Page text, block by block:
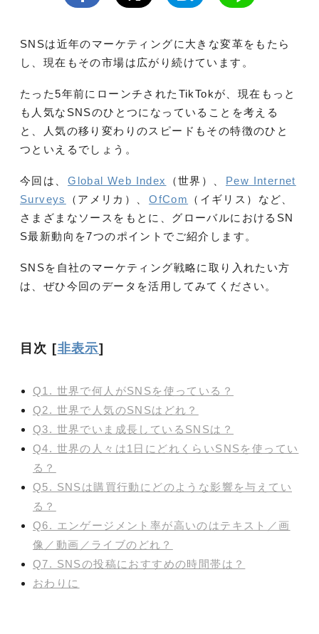
SNSは近年のマーケティングに大きな変革をもたら
し、現在もその市場は広がり続けています。
たった5年前にローンチされたTikTokが、現在もっと
も人気なSNSのひとつになっていることを考える
と、人気の移り変わりのスピードもその特徴のひと
つといえるでしょう。
今回は、 Global Web Index （世界）、
Pew Internet
Surveys
（アメリカ）、 OfCom
（イギリス）など、
さまざまなソースをもとに、グローバルにおけるSN
S最新動向を7つのポイントでご紹介します。
SNSを自社のマーケティング戦略に取り入れたい方
は、ぜひ今回のデータを活用してみてください。
目次 [非表示]
Q1. 世界で何人がSNSを使っている？
Q2. 世界で人気のSNSはどれ？
Q3. 世界でいま成長しているSNSは？
Q4. 世界の人々は1日にどれくらいSNSを使ってい
る？
Q5. SNSは購買行動にどのような影響を与えてい
る？
Q6. エンゲージメント率が高いのはテキスト／画
像／動画／ライブのどれ？
Q7. SNSの投稿におすすめの時間帯は？
おわりに